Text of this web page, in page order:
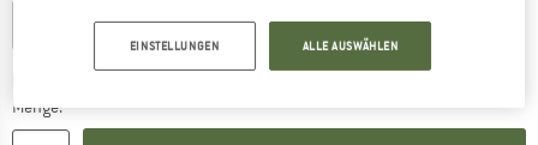
Ø 30 cm
Menge:
EINSTELLUNGEN ALLE AUSWÄHLEN